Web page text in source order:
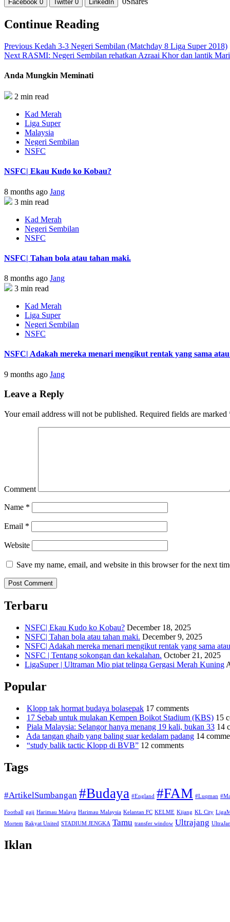
Facebook 0 Twitter 0 LinkedIn
Continue Reading
Previous Kedah 3-3 Negeri Sembilan (Matchday 8 Liga Super 2018)
Next RASMI: Negeri Sembilan rehatkan Azraai Khor dan lantik
Anda Mungkin Meminati
2 min read
Kad Merah
Liga Super
Malaysia
Negeri Sembilan
NSFC
NSFC| Ekau Kudo ko Kobau?
8 months ago Jang
3 min read
Kad Merah
Negeri Sembilan
NSFC
NSFC| Tahan bola atau tahan maki.
8 months ago Jang
3 min read
Kad Merah
Liga Super
Negeri Sembilan
NSFC
NSFC| Adakah mereka menari mengikut rentak yang sama
9 months ago Jang
Leave a Reply
Your email address will not be published. Required fields are marked
Comment
Name *
Email *
Website
Save my name, email, and website in this browser for the next
Terbaru
NSFC| Ekau Kudo ko Kobau? December 18, 2025
NSFC| Tahan bola atau tahan maki. December 9, 2025
NSFC| Adakah mereka menari mengikut rentak yang sama
NSFC | Tentang sokongan dan kekalahan. October 21, 2025
LigaSuper | Ultraman Mio piat telinga Gergasi Merah Kuning
Popular
Klopp tak hormat budaya bolasepak 17 comments
17 Sebab untuk mulakan Kempen Boikot Stadium (KBS) 15
Piala Malaysia: Selangor hanya menang 19 kali, bukan 33 14
Ada tangan ghaib yang baling suar kedalam padang 14
“study balik tactic Klopp di BVB” 12 comments
Tags
#ArtikelSumbangan #Budaya #England #FAM #Luqman
Football gaji Harimau Malaya Harimau Malaysia Kelantan FC KELME Kijang KL City
Mortem Rakyat United STADIUM JENGKA Tamu transfer window Ultrajang
Iklan